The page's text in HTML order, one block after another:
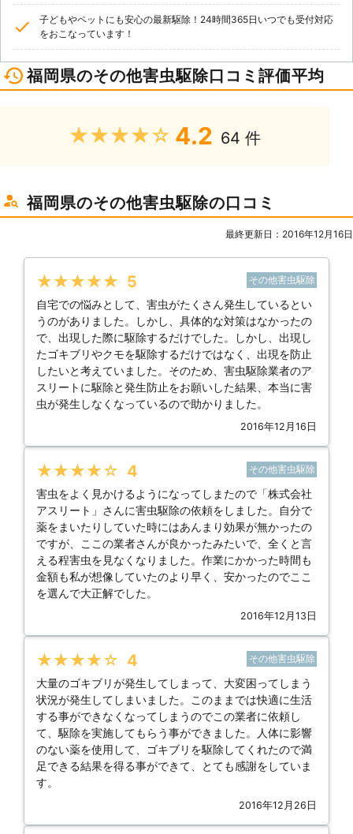
子どもやペットにも安心の最新駆除！24時間365日いつでも受付対応
をおこなっています！
福岡県のその他害虫駆除口コミ評価平均
★★★★★ 4.2 64 件
福岡県のその他害虫駆除の口コミ
最終更新日：2016年12月16日
★★★★★ 5 その他害虫駆除
自宅での悩みとして、害虫がたくさん発生しているとい
うのがありました。しかし、具体的な対策はなかったの
で、出現した際に駆除するだけでした。しかし、出現し
たゴキブリやクモを駆除するだけではなく、出現を防止
したいと考えていました。そのため、害虫駆除業者のア
スリートに駆除と発生防止をお願いした結果、本当に害
虫が発生しなくなっているので助かりました。
2016年12月16日
★★★★★ 4 その他害虫駆除
害虫をよく見かけるようになってしまたので「株式会社
アスリート」さんに害虫駆除の依頼をしました。自分で
薬をまいたりしていた時にはあんまり効果が無かったの
ですが、ここの業者さんが良かったみたいで、全くと言
える程害虫を見なくなりました。作業にかかった時間も
金額も私が想像していたのより早く、安かったのでここ
を選んで大正解でした。
2016年12月13日
★★★★★ 4 その他害虫駆除
大量のゴキブリが発生してしまって、大変困ってしまう
状況が発生してしまいました。このままでは快適に生活
する事ができなくなってしまうのでこの業者に依頼し
て、駆除を実施してもらう事ができました。人体に影響
のない薬を使用して、ゴキブリを駆除してくれたので満
足できる結果を得る事ができて、とても感謝をしていま
す。
2016年12月26日